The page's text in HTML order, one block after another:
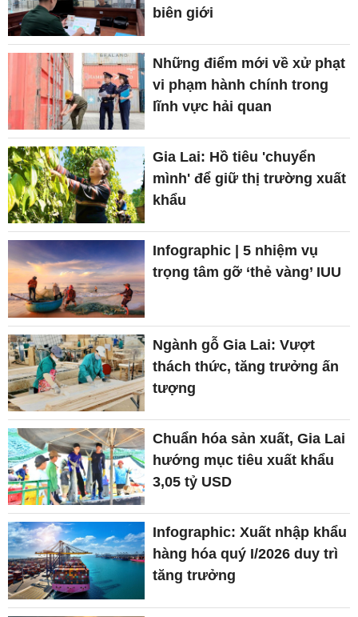
biên giới
Những điểm mới về xử phạt
vi phạm hành chính trong
lĩnh vực hải quan
Gia Lai: Hồ tiêu 'chuyển
mình' để giữ thị trường xuất
khẩu
Infographic | 5 nhiệm vụ
trọng tâm gỡ ‘thẻ vàng’ IUU
Ngành gỗ Gia Lai: Vượt
thách thức, tăng trưởng ấn
tượng
Chuẩn hóa sản xuất, Gia Lai
hướng mục tiêu xuất khẩu
3,05 tỷ USD
Infographic: Xuất nhập khẩu
hàng hóa quý I/2026 duy trì
tăng trưởng